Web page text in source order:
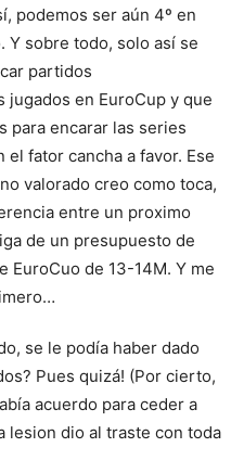
podemos ser aún 4º en
Y sobre todo, solo así se
partidos
jugados en EuroCup y que
para encarar las series
el fator cancha a favor. Ese
valorado creo como toca,
entre un proximo
de un presupuesto de
EuroCuo de 13-14M. Y me
se le podía haber dado
Pues quizá! (Por cierto,
acuerdo para ceder a
lesion dio al traste con toda